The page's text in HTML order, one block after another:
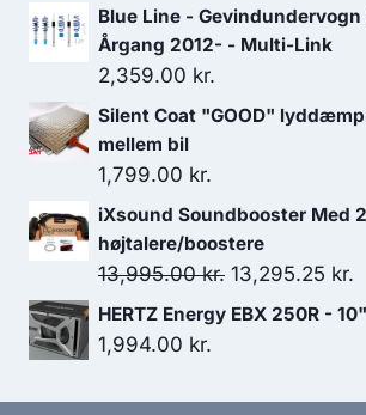
Blue Line -
Årgang 2012- - Multi-Link
2,359.00 kr.
Silent Coat "GOOD"
mellem bil
1,799.00 kr.
iXsound Soundbooster Med 2
højtalere/boostere
13,995.00kr. Den
oprindelige
13,995.00 kr..
13,295.25 kr.
HERTZ Energy EBX 250R -
1,994.00 kr.